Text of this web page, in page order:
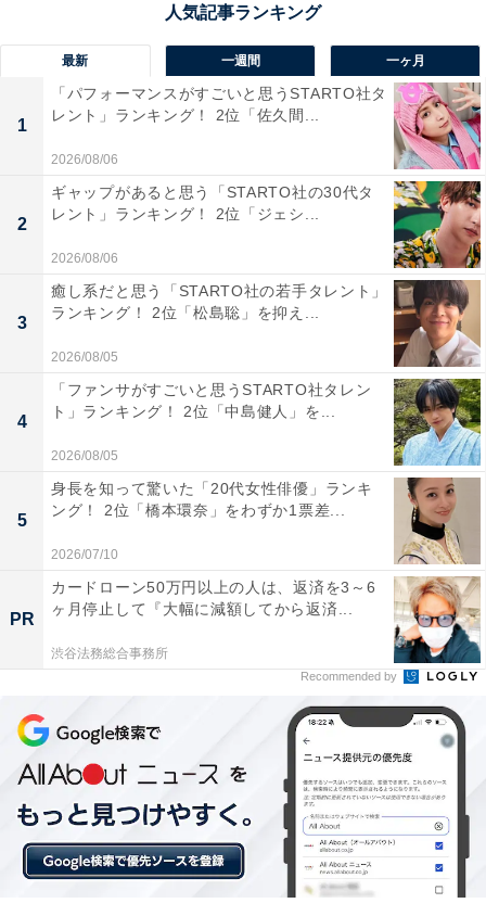
1位は、「天馬星座の星矢」が選ばれました！
本作品の主人公である天馬星座の星矢（ペガサス星
矢）。持ち前の熱血漢と正義感で、さまざまな悪から地
上を守るため戦います。聖闘士や人間として少しずつ成
長する姿や、パワーアップする聖闘士聖衣（クロス）な
ど、こちらも少年漫画の王道ストーリーが描かれてお
り、先の展開が分かっていてもついつい夢中になって応
援せずにはいられないキャラクターです。
自由回答を見ると、「物語の中で成長を感じるキャラク
ターです」（20代女性／石川県）や、「装備がどんどん
かっこよくなって、成長も感じられるから」（20代女性
／東京都）、「熱い性格をしているから」（40代男性／
長野県）、「やっぱり星矢のかっこよさは別格！何度も
ピンチに合って、苦しみながらも乗り越えていく姿が最
高」（40代女性／東京都）といったコメントが寄せられ
ていました。
※コメントは全て原文ママです
最新 一週間 一ヶ月
1
「パフォーマンスがすごいと思うSTARTO社タ
レント」ランキング！ 2位「佐久間...
2026/08/06
2
ギャップがあると思う「STARTO社の30代タ
レント」ランキング！ 2位「ジェシ...
2026/08/06
3
癒し系だと思う「STARTO社の若手タレント」
ランキング！ 2位「松島聡」を抑え...
2026/08/05
4
「ファンサがすごいと思うSTARTO社タレン
ト」ランキング！ 2位「中島健人」を...
2026/08/05
5
身長を知って驚いた「20代女性俳優」ランキ
ング！ 2位「橋本環奈」をわずか1票差...
2026/07/10
PR
カードローン50万円以上の人は、返済を3～6
ヶ月停止して『大幅に減額してから返済...
渋谷法務総合事務所
Recommended by